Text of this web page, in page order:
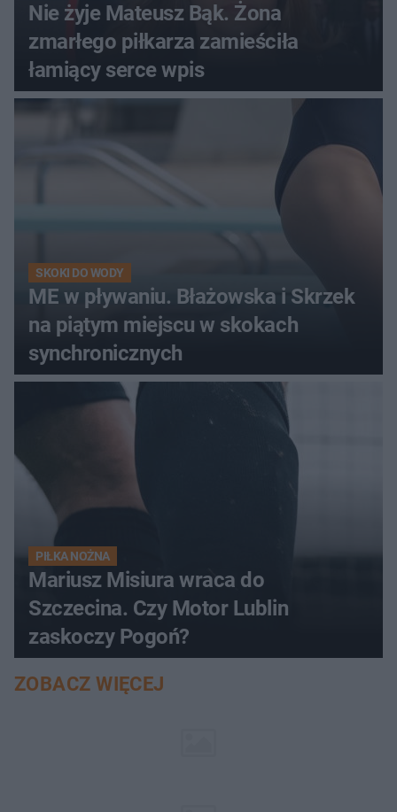
Nie żyje Mateusz Bąk. Żona
zmarłego piłkarza zamieściła
łamiący serce wpis
SKOKI DO WODY
ME w pływaniu. Błażowska i Skrzek
na piątym miejscu w skokach
synchronicznych
PIŁKA NOŻNA
Mariusz Misiura wraca do
Szczecina. Czy Motor Lublin
zaskoczy Pogoń?
ZOBACZ WIĘCEJ